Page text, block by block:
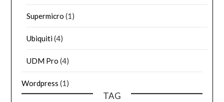
Supermicro (1)
Ubiquiti(4)
UDM Pro (4)
Wordpress (1)
TAG